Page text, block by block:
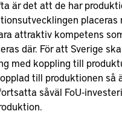
är det att de har
placeras
attraktiv kompetens
där. För att Sverige
med koppling till
till produktionen så
såväl FoU-